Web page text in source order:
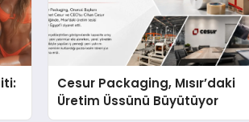
Cesur Packaging, Mısır’daki
Üretim Üssünü Büyütüyor